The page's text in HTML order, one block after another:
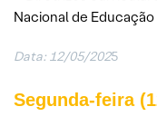
Nacional de
Data: 12/05/2025
Segunda-feira